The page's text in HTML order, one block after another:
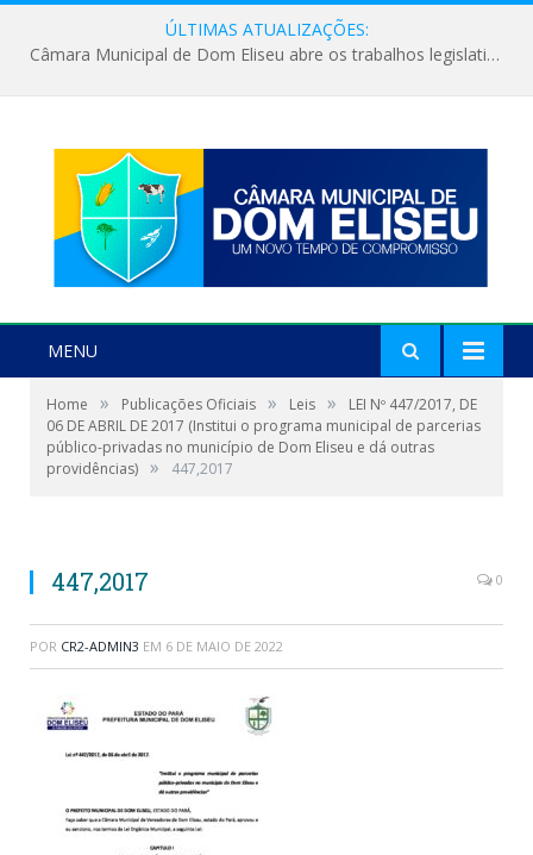
ÚLTIMAS ATUALIZAÇÕES:
Câmara Municipal de Dom Eliseu abre os trabalhos legislativos do segundo semestre
MENU
Home » Publicações Oficiais » Leis »
LEI Nº 447/2017, DE
06 DE ABRIL DE 2017 (Institui o programa municipal de parcerias
público-privadas no município de Dom Eliseu e dá outras
providências) » 447,2017
447,2017 0
POR CR2-ADMIN3 EM 6 DE MAIO DE 2022